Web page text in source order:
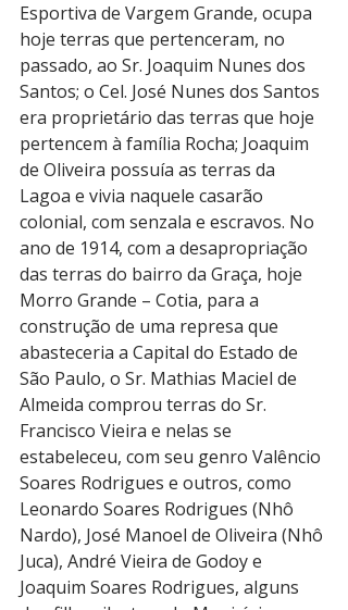
Esportiva de Vargem Grande, ocupa
hoje terras que pertenceram, no
passado, ao Sr. Joaquim Nunes dos
Santos; o Cel. José Nunes dos Santos
era proprietário das terras que hoje
pertencem à família Rocha; Joaquim
de Oliveira possuía as terras da
Lagoa e vivia naquele casarão
colonial, com senzala e escravos. No
ano de 1914, com a desapropriação
das terras do bairro da Graça, hoje
Morro Grande – Cotia, para a
construção de uma represa que
abasteceria a Capital do Estado de
São Paulo, o Sr. Mathias Maciel de
Almeida comprou terras do Sr.
Francisco Vieira e nelas se
estabeleceu, com seu genro Valêncio
Soares Rodrigues e outros, como
Leonardo Soares Rodrigues (Nhô
Nardo), José Manoel de Oliveira (Nhô
Juca), André Vieira de Godoy e
Joaquim Soares Rodrigues, alguns